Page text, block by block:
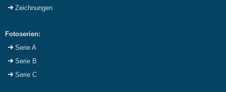
Zeichnungen
Fotoserien:
Serie A
Serie B
Serie C